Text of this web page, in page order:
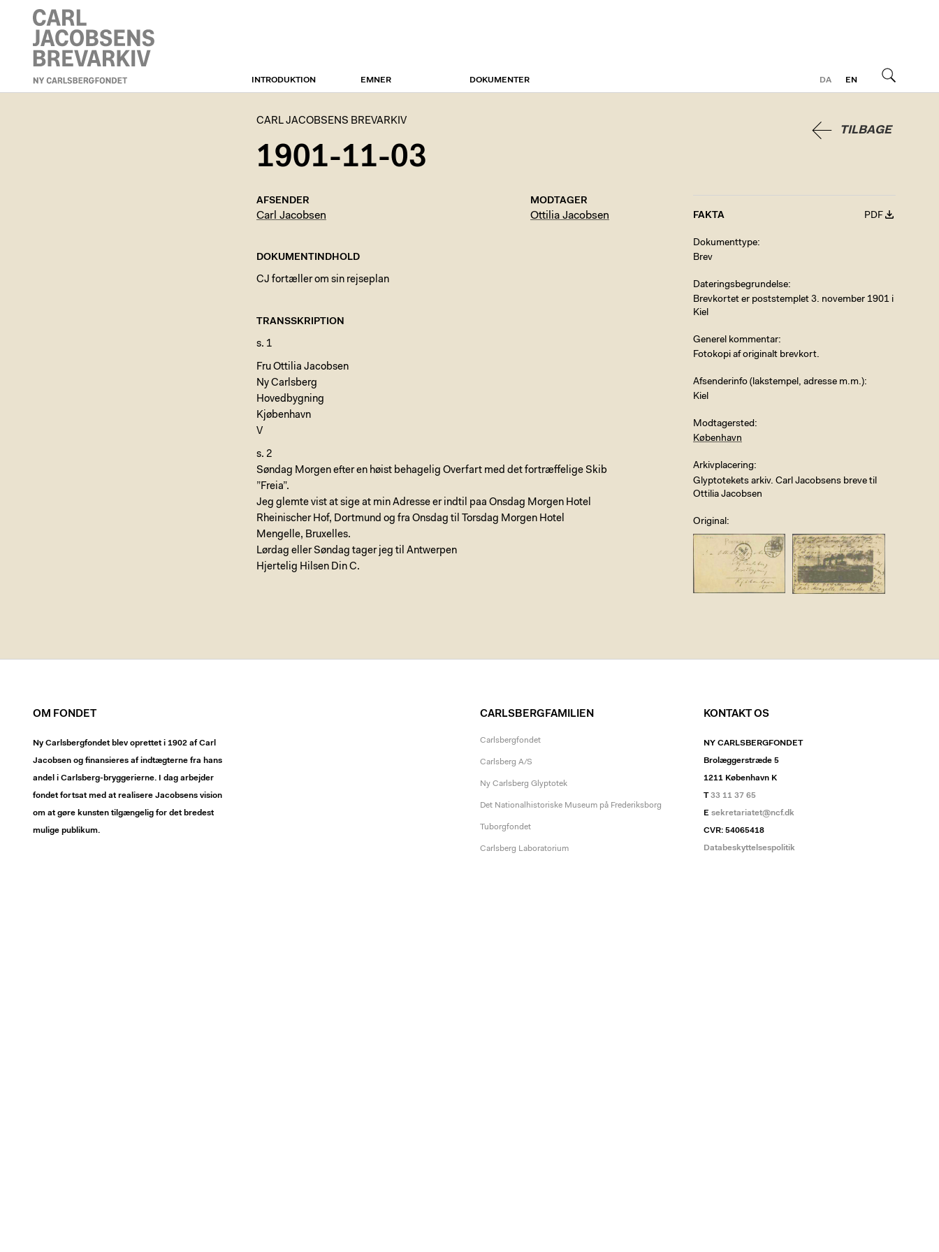
CARL JACOBSENS
DA
EN
INTRODUKTION EMNER DOKUMENTER
TILBAGE
CARL JACOBSENS BREVARKIV
1901-11-03
AFSENDER
Carl Jacobsen
MODTAGER
Ottilia Jacobsen
DOKUMENTINDHOLD
CJ fortæller om sin rejseplan
TRANSSKRIPTION
s. 1
Fru Ottilia Jacobsen
Ny Carlsberg
Hovedbygning
Kjøbenhavn
V
s. 2
Søndag Morgen efter en høist behagelig Overfart med det fortræffelige Skib
”Freia”.
Jeg glemte vist at sige at min Adresse er indtil paa Onsdag Morgen Hotel
Rheinischer Hof, Dortmund og fra Onsdag til Torsdag Morgen Hotel
Mengelle, Bruxelles.
Lørdag eller Søndag tager jeg til Antwerpen
Hjertelig Hilsen Din C.
FAKTA PDF
Dokumenttype
Brev
Dateringsbegrundelse
Brevkortet er poststemplet 3. november 1901 i
Kiel
Generel kommentar
Fotokopi af originalt brevkort.
Afsenderinfo (lakstempel, adresse m.m.)
Kiel
Modtagersted
København
Arkivplacering
Glyptotekets arkiv. Carl Jacobsens breve til
Ottilia Jacobsen
Original
OM FONDET
Ny Carlsbergfondet blev oprettet i 1902 af Carl
Jacobsen og finansieres af indtægterne fra hans
andel i Carlsberg-bryggerierne. I dag arbejder
fondet fortsat med at realisere Jacobsens vision
om at gøre kunsten tilgængelig for det bredest
mulige publikum.
CARLSBERGFAMILIEN
Carlsbergfondet
Carlsberg A/S
Ny Carlsberg Glyptotek
Det Nationalhistoriske Museum på Frederiksborg
Tuborgfondet
Carlsberg Laboratorium
KONTAKT OS
NY CARLSBERGFONDET
Brolæggerstræde 5
1211 København K
T33 11 37 65
E sekretariatet@ncf.dk
CVR: 54065418
Databeskyttelsespolitik